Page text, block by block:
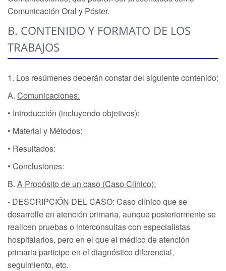
Comunicación Oral y Póster.
B. CONTENIDO Y FORMATO DE LOS
TRABAJOS
1. Los resúmenes deberán constar del siguiente contenido:
A. Comunicaciones:
• Introducción (incluyendo objetivos):
• Material y Métodos:
• Resultados:
• Conclusiones:
B. A Propósito de un caso (Caso Clínico):
- DESCRIPCIÓN DEL CASO: Caso clínico que se
desarrolle en atención primaria, aunque posteriormente se
realicen pruebas o interconsultas con especialistas
hospitalarios, pero en el que el médico de atención
primaria participe en el diagnóstico diferencial,
seguimiento, etc.